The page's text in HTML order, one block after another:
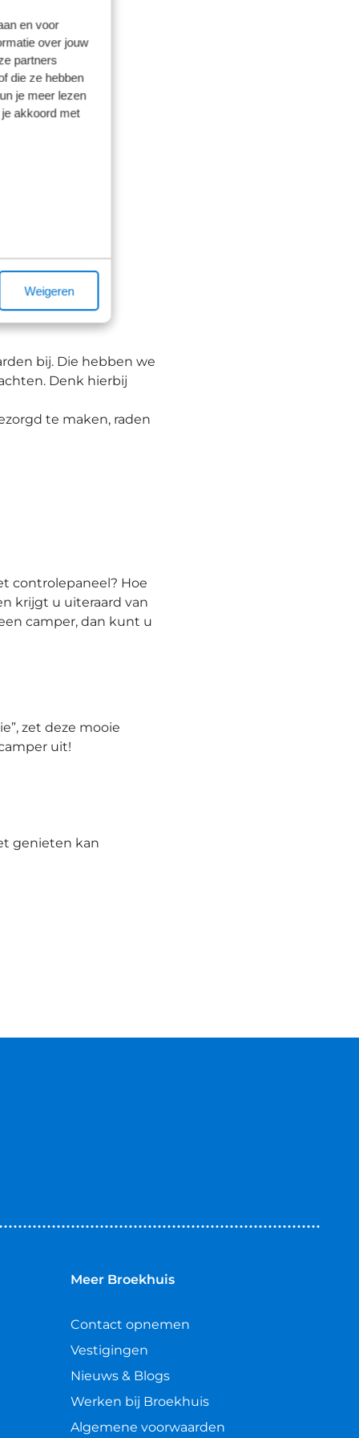
en voor
over jouw
partners
die ze hebben
je meer lezen
akkoord met
Weigeren
bij. Die hebben we
Denk hierbij
te maken, raden
controlepaneel? Hoe
krijgt u uiteraard van
camper, dan kunt u
zet deze mooie
uit!
genieten kan
Meer Broekhuis
Contact opnemen
Vestigingen
Nieuws & Blogs
Werken bij Broekhuis
Algemene voorwaarden